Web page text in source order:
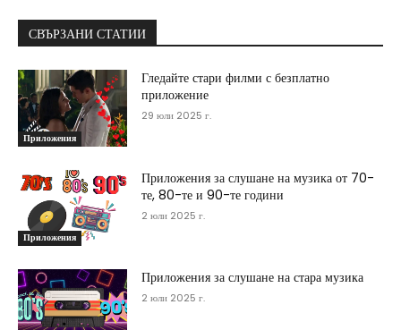
СВЪРЗАНИ СТАТИИ
Приложения
Гледайте стари филми с безплатно
приложение
29 юли 2025 г.
Приложения
Приложения за слушане на музика от 70-
те, 80-те и 90-те години
2 юли 2025 г.
Приложения за слушане на стара музика
2 юли 2025 г.